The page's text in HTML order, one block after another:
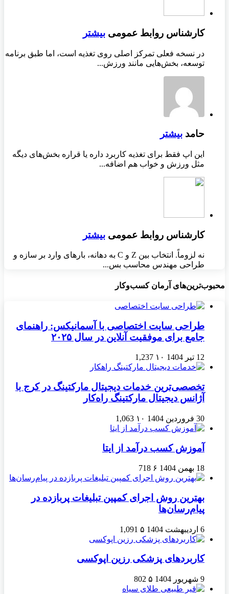
کارشناس روابط عمومی بیشتر
در نسخه فعلی تمرکز اصلی روی تغذیه است، اما طبق برنامه
توسعه، بخش‌هایی مانند ورزش...
حامد بیشتر
این اپ فقط برای تغذیه کاربرد داره یا قراره بخش‌های دیگه
مثل ورزش و خواب هم اضافه...
کارشناس روابط عمومی بیشتر
نه لزوماً. انتخاب بین Z و C به دهانه، بارهای وارد بر سازه و
طراحی مهندس محاسب بس...
محبوب‌ترین‌های آرمان کسب‌وکار
طراحی سایت اختصاصی با آسمانیکس: راهنمای
جامع برای موفقیت آنلاین در سال ۲۰۲۵
12 تیر 1404 ۱۰ 1,237
تخصصی‌ترین خدمات دیجیتال مارکتینگ در کرج با
آژانس دیجیتال مارکتینگ راه‌کار
30 فروردین 1404 ۱۰ 1,063
آموزش کسب درآمد از ایتا
18 بهمن 1404 ۶ 718
بهترین روش اجرای کمپین تبلیغات پربازده در
پیام‌رسان‌ها
6 اردیبهشت 1404 ۵ 1,091
کاربردهای پزشکی رزین اپوکسی
9 شهریور 1404 ۵ 802